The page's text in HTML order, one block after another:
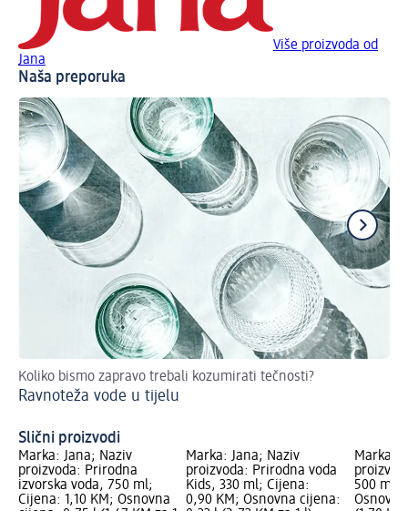
Više proizvoda od
Jana
Naša preporuka
Koliko bismo zapravo trebali kozumirati tečnosti?
Ravnoteža vode u tijelu
Slični proizvodi
Marka: Jana; Naziv
proizvoda: Prirodna
izvorska voda, 750 ml;
Cijena: 1,10 KM; Osnovna
Marka: Jana; Naziv
proizvoda: Prirodna voda
Kids, 330 ml; Cijena:
0,90 KM; Osnovna cijena:
Marka:
500 ml;